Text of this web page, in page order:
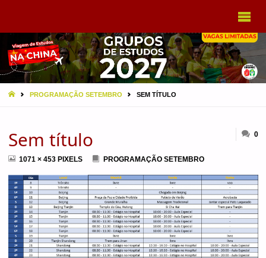
EBRAMEC
HOMEPROGRAMAÇÃO SETEMBRO SEM TÍTULO
Sem título 0
FULL1071 × 453 PIXELS PROGRAMAÇÃO SETEMBRO